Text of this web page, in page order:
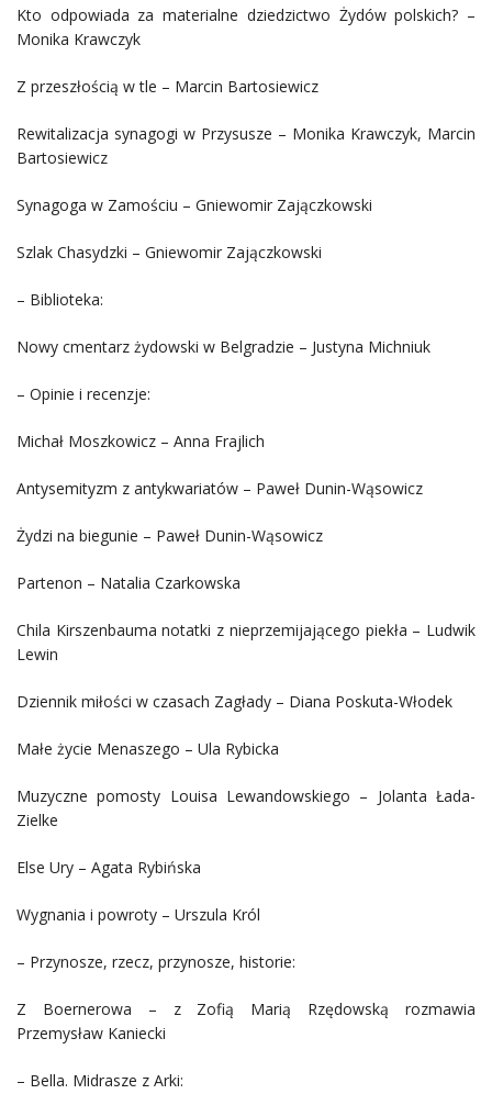
Kto odpowiada za materialne dziedzictwo Żydów polskich? –
Monika Krawczyk
Z przeszłością w tle – Marcin Bartosiewicz
Rewitalizacja synagogi w Przysusze – Monika Krawczyk, Marcin
Bartosiewicz
Synagoga w Zamościu – Gniewomir Zajączkowski
Szlak Chasydzki – Gniewomir Zajączkowski
– Biblioteka:
Nowy cmentarz żydowski w Belgradzie – Justyna Michniuk
– Opinie i recenzje:
Michał Moszkowicz – Anna Frajlich
Antysemityzm z antykwariatów – Paweł Dunin-Wąsowicz
Żydzi na biegunie – Paweł Dunin-Wąsowicz
Partenon – Natalia Czarkowska
Chila Kirszenbauma notatki z nieprzemijającego piekła – Ludwik
Lewin
Dziennik miłości w czasach Zagłady – Diana Poskuta-Włodek
Małe życie Menaszego – Ula Rybicka
Muzyczne pomosty Louisa Lewandowskiego – Jolanta Łada-
Zielke
Else Ury – Agata Rybińska
Wygnania i powroty – Urszula Król
– Przynosze, rzecz, przynosze, historie:
Z Boernerowa – z Zofią Marią Rzędowską rozmawia
Przemysław Kaniecki
– Bella. Midrasze z Arki: